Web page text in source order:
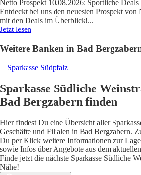
Netto Prospekt 10.08.2026: Sportliche Deals
Entdeckt bei uns den neuesten Prospekt von
mit den Deals im Überblick!...
Jetzt lesen
Weitere Banken in Bad
Sparkasse Südpfalz
Sparkasse Südliche
Bad Bergzabern finden
Hier findest Du eine Übersicht aller
Geschäfte und Filialen in Bad Bergzabern.
Du per Klick weitere Informationen zur
sowie Infos über Angebote aus dem
Finde jetzt die nächste Sparkasse Südliche
Nähe!